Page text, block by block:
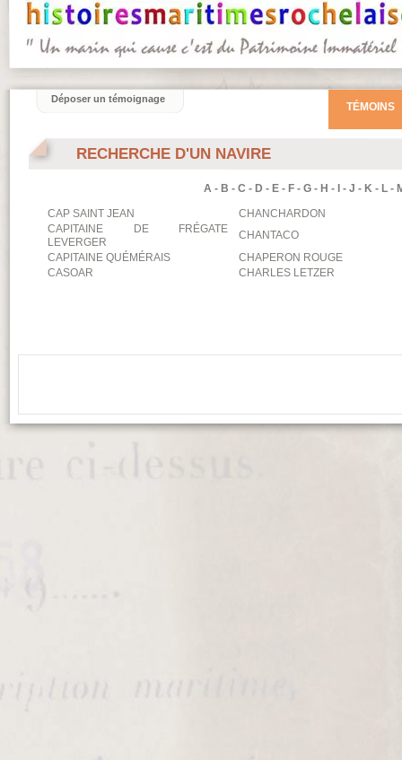
RECHERCHE D'UN NAVIRE
A - B - C - D - E - F - G - H - - J - K - L -
CAP SAINT JEAN
CHANCHARDON
CAPITAINE DE FRÉGATE
LEVERGER
CHANTACO
CAPITAINE QUÉMÉRAIS
CHAPERON ROUGE
CASOAR
CHARLES LETZER
TÉMOINS
Déposer un témoignage